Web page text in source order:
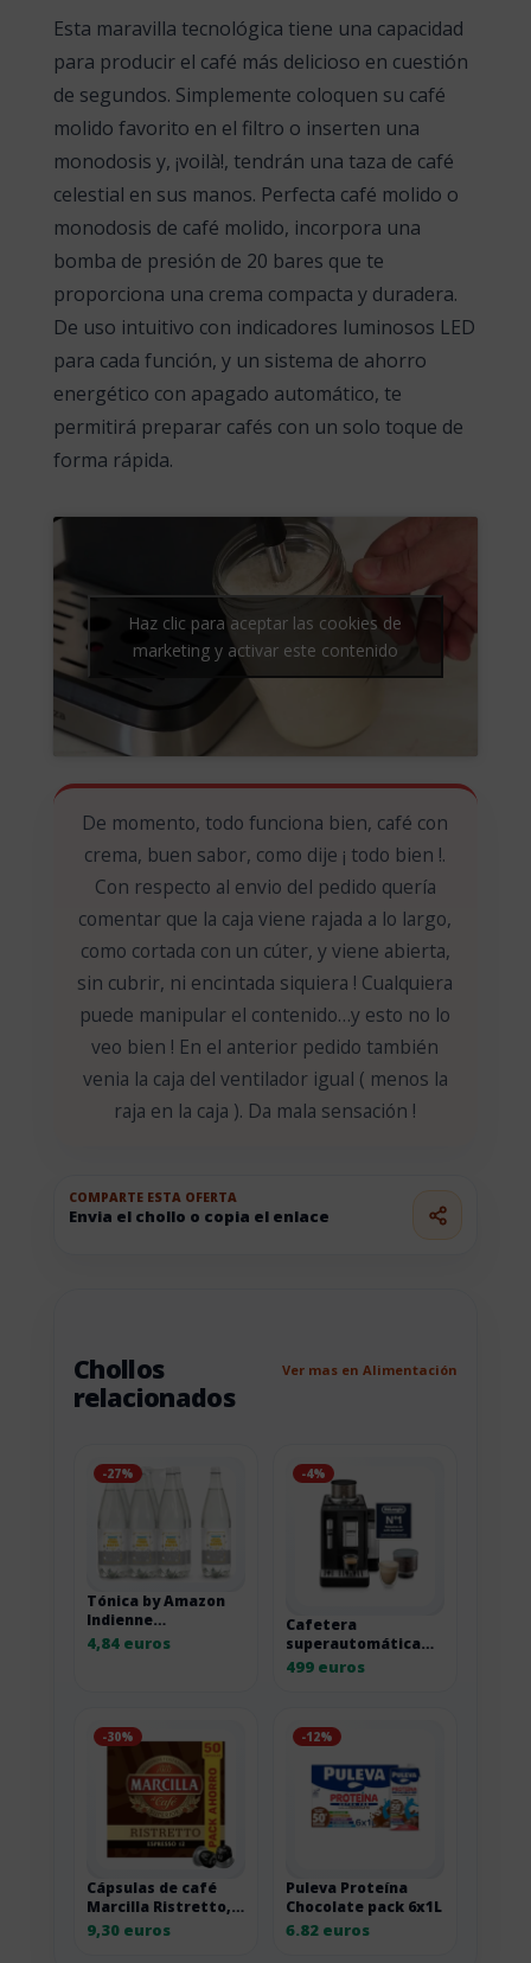
Esta maravilla tecnológica tiene una capacidad
para producir el café más delicioso en cuestión
de segundos. Simplemente coloquen su café
molido favorito en el filtro o inserten una
monodosis y, ¡voilà!, tendrán una taza de café
celestial en sus manos. Perfecta café molido o
monodosis de café molido, incorpora una
bomba de presión de 20 bares que te
proporciona una crema compacta y duradera.
De uso intuitivo con indicadores luminosos LED
para cada función, y un sistema de ahorro
energético con apagado automático, te
permitirá preparar cafés con un solo toque de
forma rápida.
Haz clic para aceptar las cookies de
marketing y activar este contenido
De momento, todo funciona bien, café con
crema, buen sabor, como dije ¡ todo bien !.
Con respecto al envio del pedido quería
comentar que la caja viene rajada a lo largo,
como cortada con un cúter, y viene abierta,
sin cubrir, ni encintada siquiera ! Cualquiera
puede manipular el contenido…y esto no lo
veo bien ! En el anterior pedido también
venia la caja del ventilador igual ( menos la
raja en la caja ). Da mala sensación !
COMPARTE ESTA OFERTA
Envia el chollo o copia el enlace
Chollos
relacionados
Ver mas en Alimentación
-27%
Tónica by Amazon
Indienne
Hypocalorique pack
6 x 1 l
4,84 euros
-4%
Cafetera
superautomática
De’Longhi Rivelia
499 euros
-30%
Cápsulas de café
Marcilla Ristretto,
pack ahorro 2 por
18,60 euros
9,30 euros
-12%
Puleva Proteína
Chocolate pack 6x1L
6.82 euros